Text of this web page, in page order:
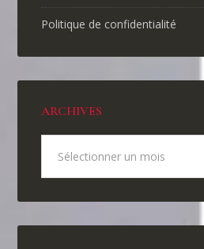
Politique de confidentialité
ARCHIVES